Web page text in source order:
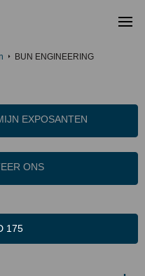
BUN ENGINEERING
EXPOSANTEN
ONS
175